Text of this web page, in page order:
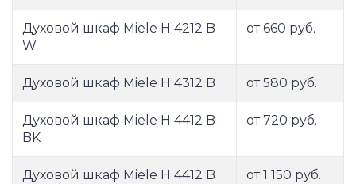
Духовой шкаф Miele H 4212 B
W
от 660 руб.
Духовой шкаф Miele H 4312 B от 580 руб.
Духовой шкаф Miele H 4412 B
BK
от 720 руб.
Духовой шкаф Miele H 4412 B
от 1 150 руб.